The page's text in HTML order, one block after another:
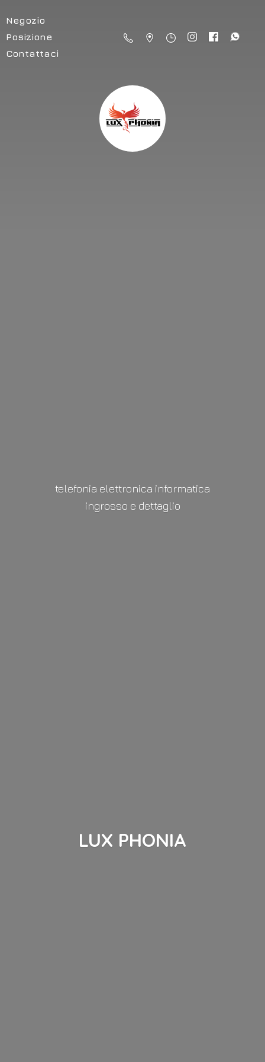
Negozio
Posizione
Contattaci
LUX PHONIA
telefonia elettronica informatica
ingrosso e dettaglio